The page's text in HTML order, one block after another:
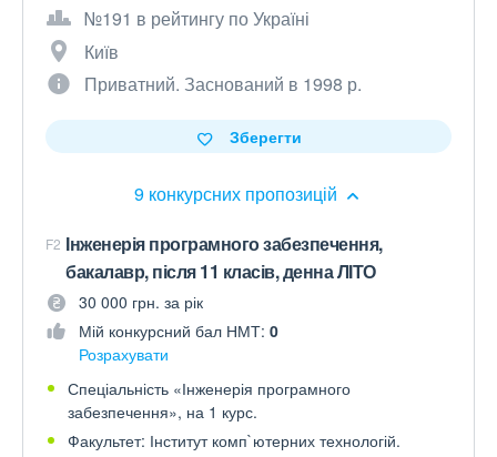
№191 в рейтингу по Україні
Київ
Приватний. Заснований в 1998 р.
9 конкурсних пропозицій
Зберегти
F2 Інженерія програмного забезпечення,
бакалавр, після 11 класів, денна ЛІТО
30 000 грн. за рік
Мій конкурсний бал НМТ: 0
Розрахувати
Спеціальність «Інженерія програмного
забезпечення», на 1 курс.
Факультет: Інститут комп`ютерних технологій.